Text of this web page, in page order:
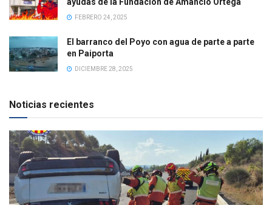
ayudas de la Fundación de Amancio Ortega
FEBRERO 24, 2025
El barranco del Poyo con agua de parte a parte
en Paiporta
DICIEMBRE 28, 2025
Noticias recientes